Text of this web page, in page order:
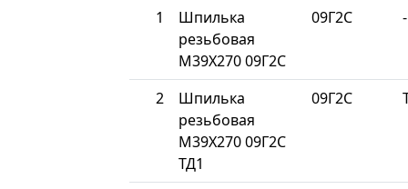
1
Шпилька
резьбовая
М39Х270 09Г2С
09Г2С -
2
Шпилька
резьбовая
М39Х270 09Г2С
ТД1
09Г2С